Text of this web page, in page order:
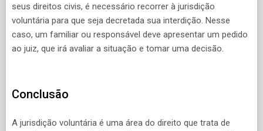
seus direitos civis, é necessário recorrer à jurisdição
voluntária para que seja decretada sua interdição. Nesse
caso, um familiar ou responsável deve apresentar um pedido
ao juiz, que irá avaliar a situação e tomar uma decisão.
Conclusão
A jurisdição voluntária é uma área do direito que trata de